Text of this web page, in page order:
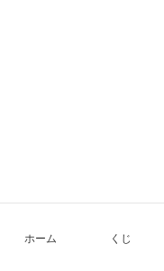
ホーム くじ